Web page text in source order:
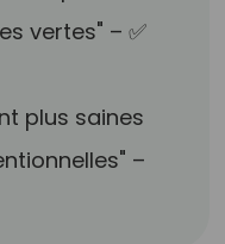
vertes" – ✅
plus saines
–